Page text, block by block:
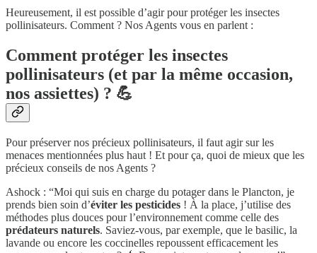
Heureusement, il est possible d’agir pour protéger les insectes
pollinisateurs. Comment ? Nos Agents vous en parlent :
Comment protéger les insectes
pollinisateurs (et par la même occasion,
nos assiettes) ? 💪
Pour préserver nos précieux pollinisateurs, il faut agir sur les
menaces mentionnées plus haut ! Et pour ça, quoi de mieux que les
précieux conseils de nos Agents ?
Ashock : “Moi qui suis en charge du potager dans le Plancton, je
prends bien soin d’éviter les pesticides ! À la place, j’utilise des
méthodes plus douces pour l’environnement comme celle des
prédateurs naturels. Saviez-vous, par exemple, que le basilic, la
lavande ou encore les coccinelles repoussent efficacement les